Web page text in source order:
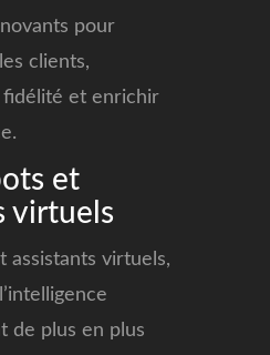
pour
clients,
et enrichir
et
virtuels
assistants virtuels,
de plus en plus